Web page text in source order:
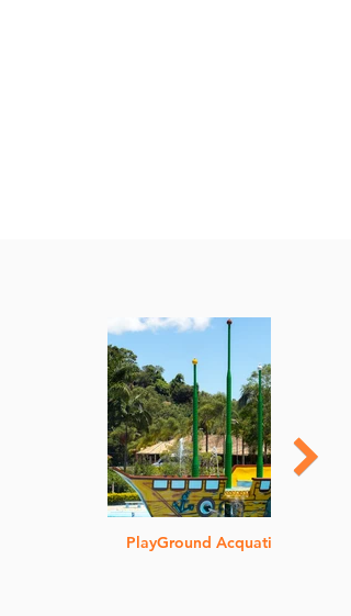
PlayGround Acquatico